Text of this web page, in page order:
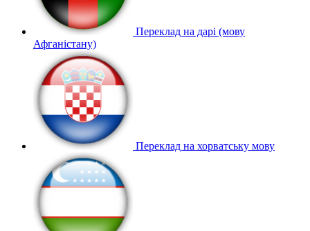
Переклад на дарі (мову
Афганістану)
Переклад на хорватську мову